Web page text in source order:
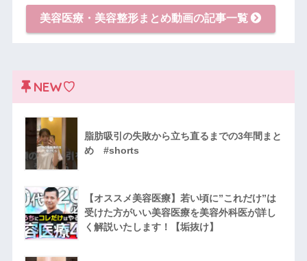
美容医療・美容整形まとめ動画の記事一覧
NEW♡
脂肪吸引の失敗から立ち直るまでの3年間まと
め #shorts
【オススメ美容医療】若い頃に”これだけ”は
受けた方がいい美容医療を美容外科医が詳し
く解説いたします！【垢抜け】